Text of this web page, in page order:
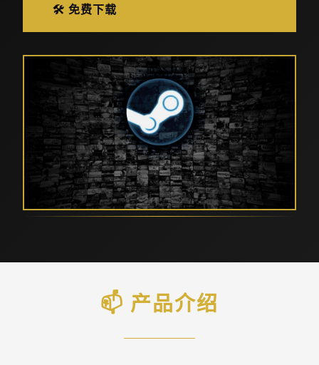
🛠️ 免费下载
📫 产品介绍